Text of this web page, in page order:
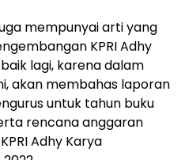
mempunyai arti yang
KPRI Adhy
lagi, karena dalam
akan membahas laporan
untuk tahun buku
rencana anggaran
Adhy Karya